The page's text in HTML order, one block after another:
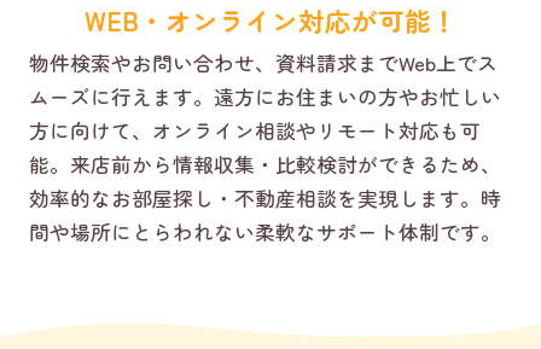
WEB・オンライン対応が可能！
物件検索やお問い合わせ、資料請求までWeb上でス
ムーズに行えます。遠方にお住まいの方やお忙しい
方に向けて、オンライン相談やリモート対応も可
能。来店前から情報収集・比較検討ができるため、
効率的なお部屋探し・不動産相談を実現します。時
間や場所にとらわれない柔軟なサポート体制です。